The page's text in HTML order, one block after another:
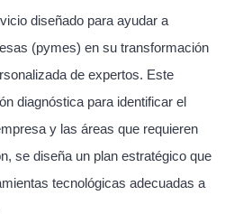
diseñado para ayudar a
(pymes) en su transformación
de expertos. Este
diagnóstica para identificar el
y las áreas que requieren
se diseña un plan estratégico que
tecnológicas adecuadas a